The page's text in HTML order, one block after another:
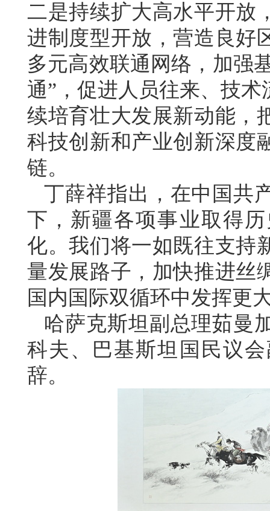
二是持续扩大高水平开放
进制度型开放，营造良好
多元高效联通网络，加强
通”，促进人员往来、技
续培育壮大发展新动能，
科技创新和产业创新深度
链。
丁薛祥指出，在中国共
下，新疆各项事业取得
化。我们将一如既往支持
量发展路子，加快推进丝
国内国际双循环中发挥更
哈萨克斯坦副总理茹曼
科夫、巴基斯坦国民议
辞。